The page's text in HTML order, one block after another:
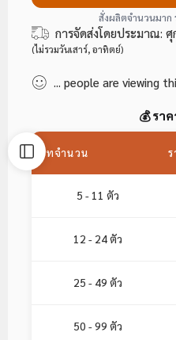
สั่งผลิตจำนวนมาก
การจัดส่งโดยประมาณ: ศุ
(ไม่รวมวันเสาร์, อาทิตย์)
... people are viewing
💰 รา
เรทจำนวน
5 - 11 ตัว
12 - 24 ตัว
25 - 49 ตัว
50 - 99 ตัว